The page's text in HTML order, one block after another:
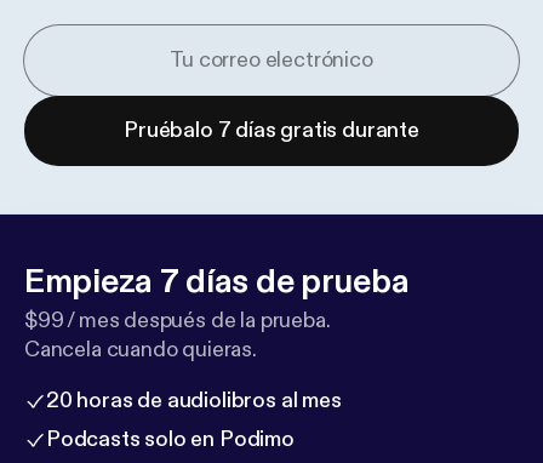
Pruébalo 7 días gratis durante
Empieza 7 días de prueba
$99 / mes después de la prueba.
Cancela cuando quieras.
20 horas de audiolibros al mes
Podcasts solo en Podimo